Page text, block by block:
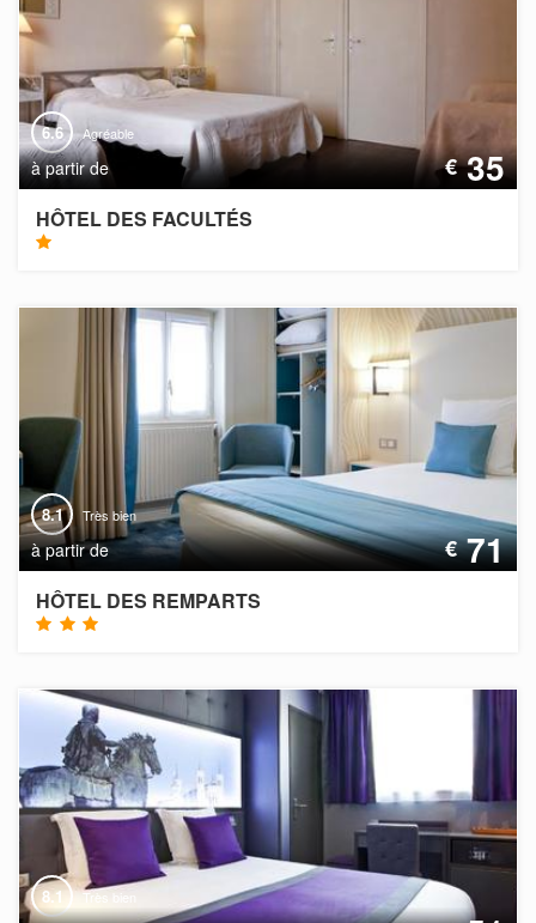
6.6 Agréable
à partir de €35
HÔTEL DES FACULTÉS
8.1 Très bien
à partir de €71
HÔTEL DES REMPARTS
8.1 Très bien